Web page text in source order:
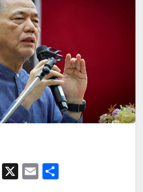
F
X
E